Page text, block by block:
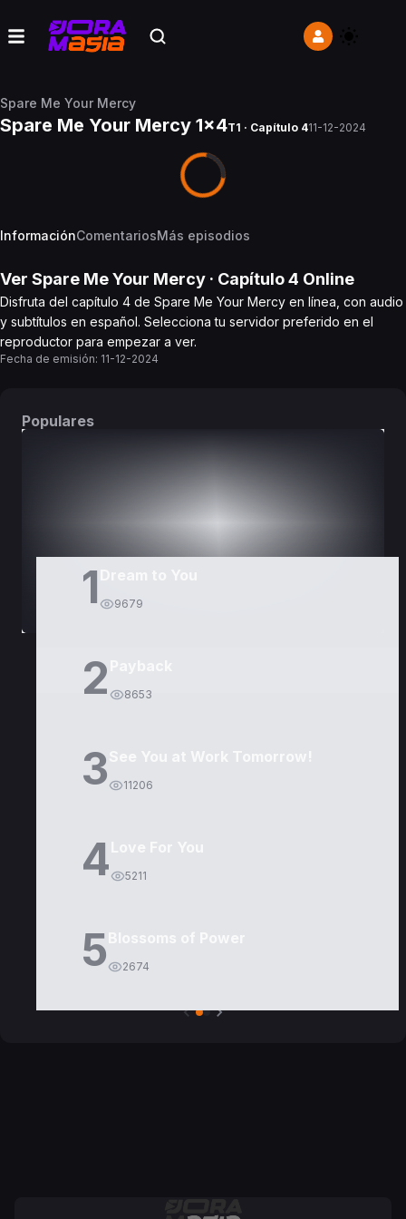
Spare Me Your Mercy
Spare Me Your Mercy 1x4T1 · Capítulo 411-12-2024
InformaciónComentariosMás episodios
Ver Spare Me Your Mercy · Capítulo4 Online
Disfruta del capítulo 4 de Spare Me Your Mercy en línea, con audio
y subtítulos en español. Selecciona tu servidor preferido en el
reproductor para empezar a ver.
Fecha de emisión: 11-12-2024
Populares
1 9679
2 8653
3 11206
4 5211
5 2674